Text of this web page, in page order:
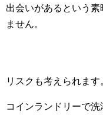
出会いがあるという
ません。
リスクも考えられます
コインランドリーで